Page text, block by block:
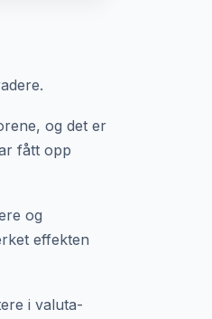
og det er
fått opp
og
effekten
i valuta-